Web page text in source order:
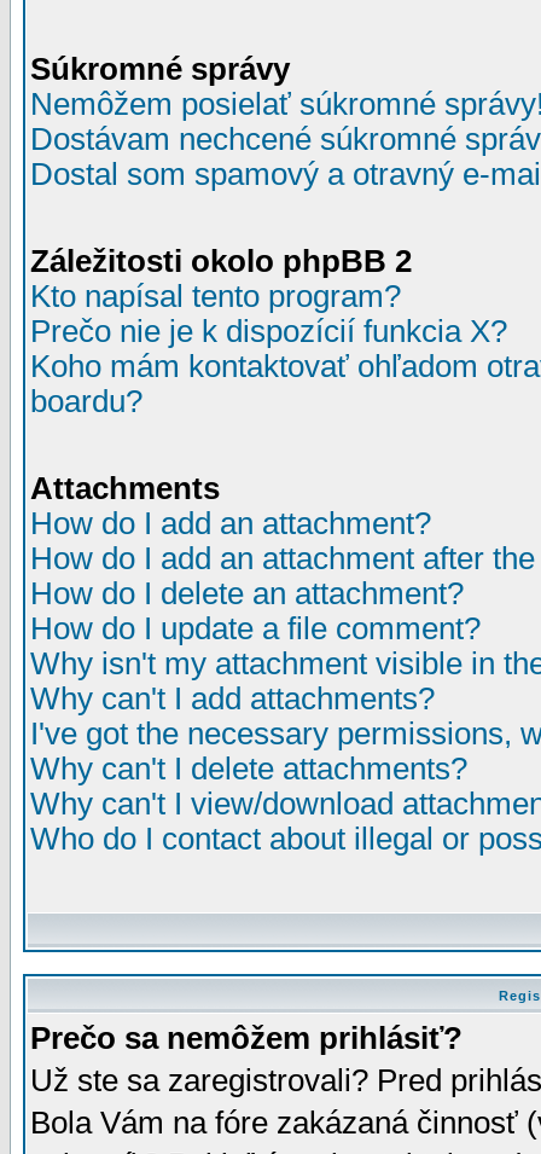
Súkromné správy
Nemôžem posielať súkromné
Dostávam nechcené súkromné
Dostal som spamový a otravný e-
Záležitosti okolo phpBB 2
Kto napísal tento program?
Prečo nie je k dispozícií funkcia X?
Koho mám kontaktovať ohľadom
boardu?
Attachments
How do I add an attachment?
How do I add an attachment after
How do I delete an attachment?
How do I update a file comment?
Why isn't my attachment visible in
Why can't I add attachments?
I've got the necessary permissions,
Why can't I delete attachments?
Why can't I view/download
Who do I contact about illegal or
Prečo sa nemôžem prihlásiť?
Už ste sa zaregistrovali? Pred
Bola Vám na fóre zakázaná činnosť